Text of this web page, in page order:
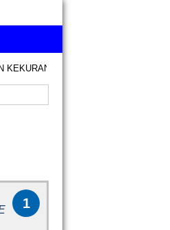
BONUS
1